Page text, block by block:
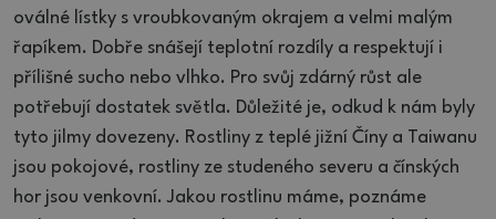
oválné lístky s vroubkovaným okrajem a velmi malým
řapíkem. Dobře snášejí teplotní rozdíly a respektují i
přílišné sucho nebo vlhko. Pro svůj zdárný růst ale
potřebují dostatek světla. Důležité je, odkud k nám byly
tyto jilmy dovezeny. Rostliny z teplé jižní Číny a Taiwanu
jsou pokojové, rostliny ze studeného severu a čínských
hor jsou venkovní. Jakou rostlinu máme, poznáme